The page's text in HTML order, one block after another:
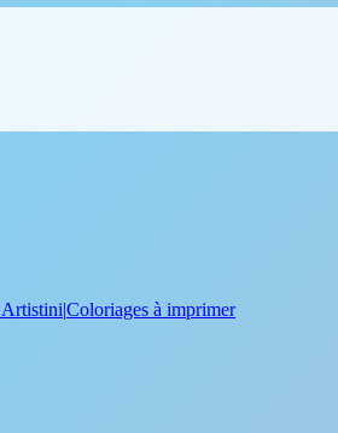
Artistini|Coloriages à imprimer